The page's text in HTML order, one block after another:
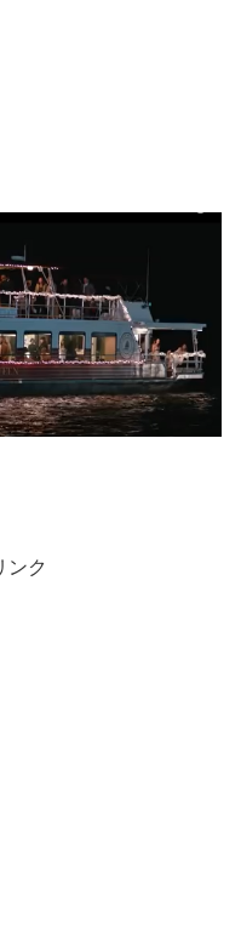
ンク